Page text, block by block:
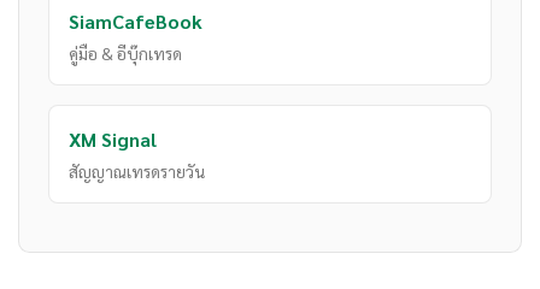
SiamCafeBook
คู่มือ & อีบุ๊กเทรด
XM Signal
สัญญาณเทรดรายวัน